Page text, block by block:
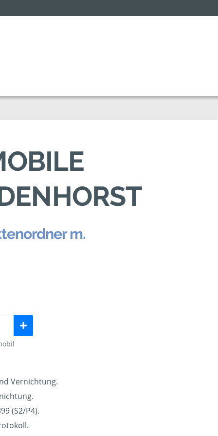
m.
Vernichtung.
(S2/P4).